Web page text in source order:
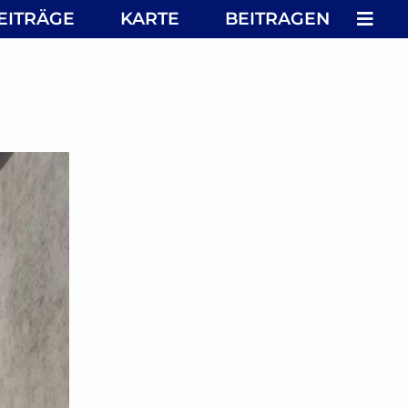
KARTE BEITRAGEN